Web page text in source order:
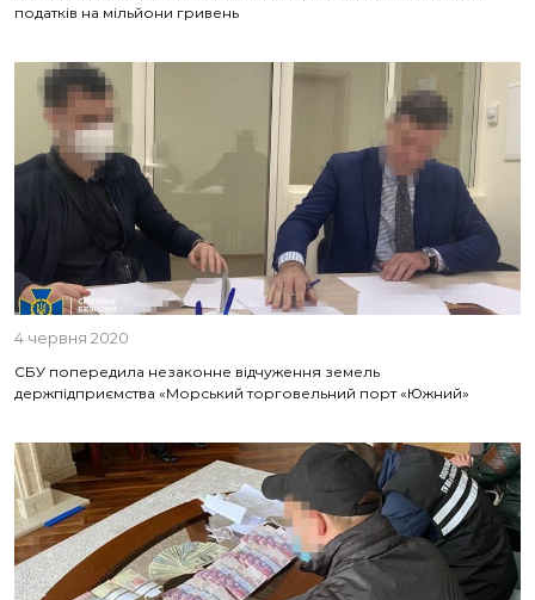
податків на мільйони гривень
4 червня 2020
СБУ попередила незаконне відчуження земель
держпідприємства «Морський торговельний порт «Южний»